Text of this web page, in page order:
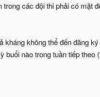
các đội thi phải có mặt
kháng không thể đến đăng
buổi nào trong tuần tiếp theo